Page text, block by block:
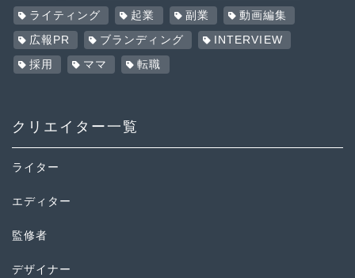
ライティング 起業 副業 動画編集
広報PR ブランディング INTERVIEW
採用 ママ 転職
クリエイター一覧
ライター
エディター
監修者
デザイナー